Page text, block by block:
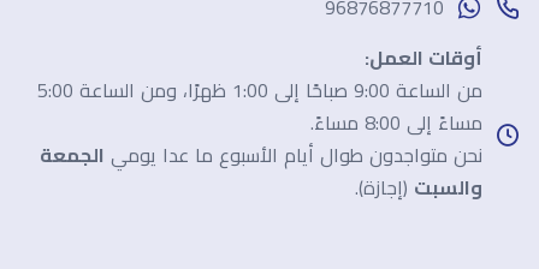
أوقات العمل:
من الساعة 9:00 صباحًا إلى 1:00 ظهرًا، ومن الساعة 5:00
مساءً إلى 8:00 مساءً.
نحن متواجدون طوال أيام الأسبوع ما عدا يومي الجمعة
والسبت (إجازة).